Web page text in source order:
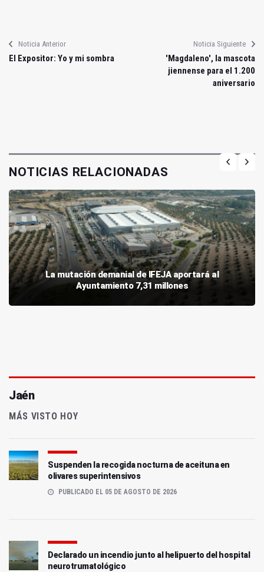
Noticia Anterior
El Expositor: Yo y mi sombra
Noticia Siguiente
'Magdaleno', la mascota
jiennense para el 1.200
aniversario
NOTICIAS RELACIONADAS
La mutación demanial de IFEJA aportará al
Ayuntamiento 7,31 millones
Jaén
MÁS VISTO HOY
Suspenden la recogida nocturna de aceituna en
olivares superintensivos
PUBLICADO EL 05 DE AGOSTO DE 2026
Declarado un incendio junto al helipuerto del hospital
neurotrumatológico